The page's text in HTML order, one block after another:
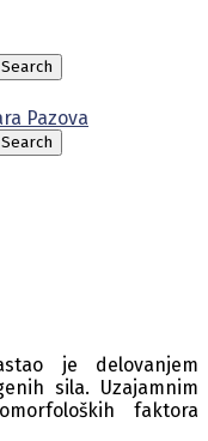
Search
Search
je delovanjem
sila. Uzajamnim
faktora